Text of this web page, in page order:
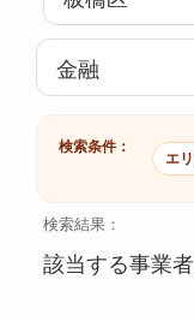
検索条件：
エ
検索結果：
該当する事業